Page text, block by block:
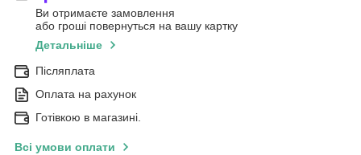
Ви отримаєте замовлення
або гроші повернуться на вашу картку
Детальніше
Післяплата
Оплата на рахунок
Готівкою в магазині.
Всі умови оплати